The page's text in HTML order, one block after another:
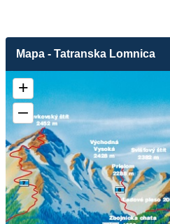
Mapa - Tatranska Lomnica
+
–